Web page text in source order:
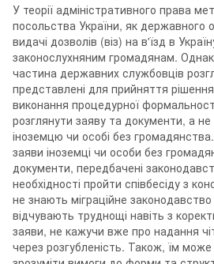
У теорії адміністративного права
посольства України, як державного
видачі дозволів (віз) на в'їзд в
законослухняним громадянам.
частина державних службовців
представлені для прийняття
виконання процедурної
розглянути заяву та документи, а
іноземцю чи особі без
заяви іноземці чи особи без
документи, передбачені
необхідності пройти співбесіду з
не знають міграційне законодавство
відчувають труднощі навіть з
заяви, не кажучи вже про надання
через розгубленість. Також, їм